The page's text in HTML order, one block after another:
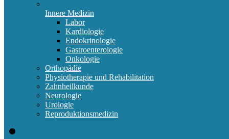
Innere Medizin
Labor
Kardiologie
Endokrinologie
Gastroenterologie
Onkologie
Orthopädie
Physiotherapie und Rehabilitation
Zahnheilkunde
Neurologie
Urologie
Reproduktionsmedizin